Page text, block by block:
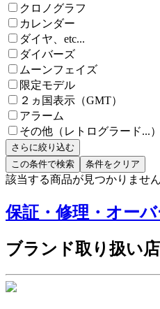
クロノグラフ
カレンダー
ダイヤ、etc...
ダイバーズ
ムーンフェイズ
限定モデル
２ヵ国表示（GMT）
アラーム
その他（レトログラード...）
さらに絞り込む
この条件で検索
条件をクリア
該当する商品が見つかりません
保証・修理・オー
ブランド取り扱い